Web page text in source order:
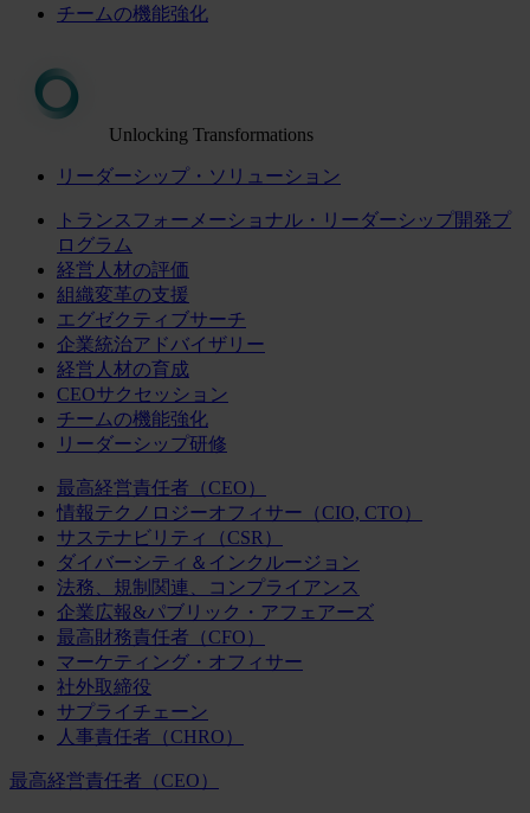
チームの機能強化
Unlocking Transformations
リーダーシップ・ソリューション
トランスフォーメーショナル・リーダーシップ開発プ
ログラム
経営人材の評価
組織変革の支援
エグゼクティブサーチ
企業統治アドバイザリー
経営人材の育成
CEOサクセッション
チームの機能強化
リーダーシップ研修
最高経営責任者（CEO）
情報テクノロジーオフィサー（CIO, CTO）
サステナビリティ（CSR）
ダイバーシティ＆インクルージョン
法務、規制関連、コンプライアンス
企業広報&パブリック・アフェアーズ
最高財務責任者（CFO）
マーケティング・オフィサー
社外取締役
サプライチェーン
人事責任者（CHRO）
最高経営責任者（CEO）